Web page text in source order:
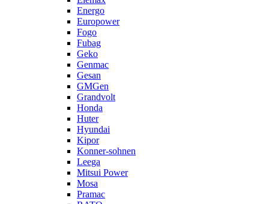
Energo
Europower
Fogo
Fubag
Geko
Genmac
Gesan
GMGen
Grandvolt
Honda
Huter
Hyundai
Kipor
Konner-sohnen
Leega
Mitsui Power
Mosa
Pramac